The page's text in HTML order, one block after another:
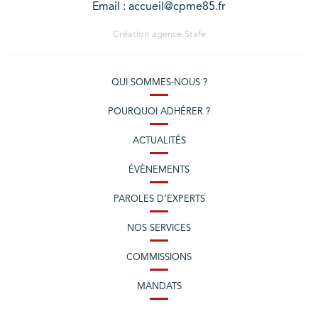
Email : accueil@cpme85.fr
Création agence Stafe
QUI SOMMES-NOUS ?
POURQUOI ADHÉRER ?
ACTUALITÉS
ÉVÈNEMENTS
PAROLES D’EXPERTS
NOS SERVICES
COMMISSIONS
MANDATS